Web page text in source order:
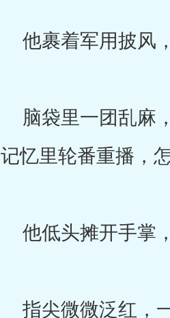
他裹着军用披风
脑袋里一团乱麻
记忆里轮番重播，
他低头摊开手掌
指尖微微泛红，